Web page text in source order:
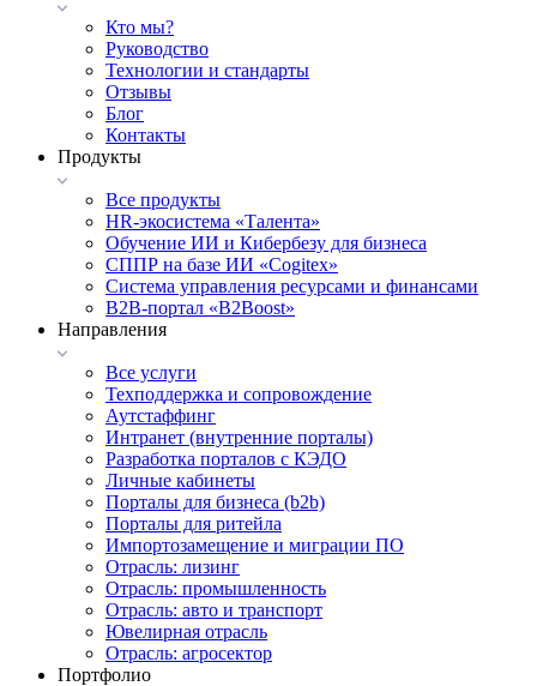
Кто мы?
Руководство
Технологии и стандарты
Отзывы
Блог
Контакты
Продукты
Все продукты
HR-экосистема «Талента»
Обучение ИИ и Кибербезу для бизнеса
СППР на базе ИИ «Cogitex»
Система управления ресурсами и финансами
B2B-портал «B2Boost»
Направления
Все услуги
Техподдержка и сопровождение
Аутстаффинг
Интранет (внутренние порталы)
Разработка порталов с КЭДО
Личные кабинеты
Порталы для бизнеса (b2b)
Порталы для ритейла
Импортозамещение и миграции ПО
Отрасль: лизинг
Отрасль: промышленность
Отрасль: авто и транспорт
Ювелирная отрасль
Отрасль: агросектор
Портфолио